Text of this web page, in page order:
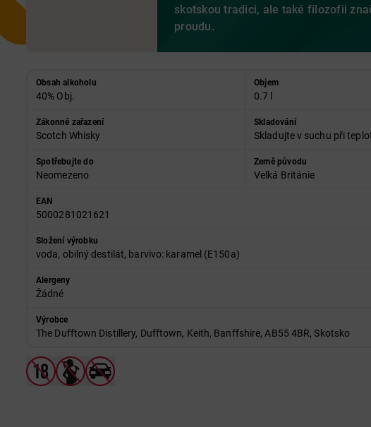
skotskou tradici, ale také filozofii
proudu.
Obsah alkoholu
40% Obj.
Objem
0.7 l
Zákonné zařazení
Scotch Whisky
Skladování
Skladujte v suchu při
Spotřebujte do
Neomezeno
Země původu
Velká Británie
EAN
5000281021621
Složení výrobku
voda, obilný destilát, barvivo: karamel (E150a)
Alergeny
Žádné
Výrobce
The Dufftown Distillery, Dufftown, Keith, Banffshire, AB55 4BR, Skotsko